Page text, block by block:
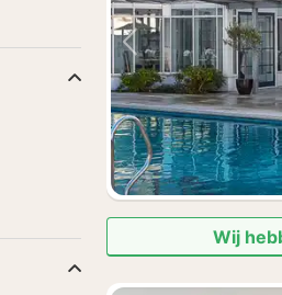
Vorige foto
Wij